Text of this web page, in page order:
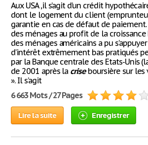
Aux USA ,il s’agit d’un crédit
dont le logement du client
garantie en cas de défaut de
des ménages au profit de la croissance
des ménages américains a pu
d’intérêt extrêmement bas pratiqués
par la Banque centrale des Etats-Unis
de 2001 après la criseboursière sur les
». Il s’agit
6 663 Mots / 27 Pages
Lire la suite Enregistrer